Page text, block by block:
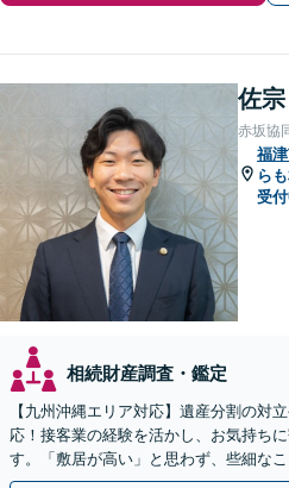
佐
赤坂協
福
ら
受
相続財産調査・鑑定
【九州沖縄エリア対応】遺産分割の対
応！接客業の経験を活かし、お気持ち
す。「敷居が高い」と思わず、些細な
い【初回相談無料】【夜間・休日相談